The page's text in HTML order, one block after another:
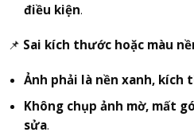
điều kiện.
📌 Sai kích thước hoặc màu
Ảnh phải là nền xanh, kích
Không chụp ảnh mờ, mất
sửa.